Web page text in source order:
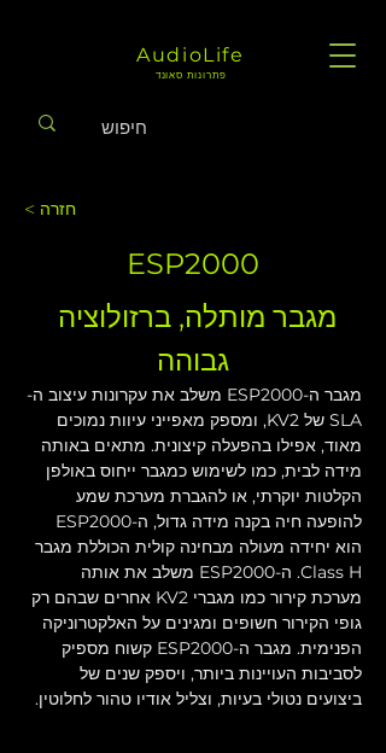
AudioLife
פתרונות סאונד
< חזרה
ESP2000
מגבר מותלה, ברזולוציה
גבוהה
מגבר ה-ESP2000 משלב את עקרונות עיצוב ה-
SLA של KV2, ומספק מאפייני עיוות נמוכים
מאוד, אפילו בהפעלה קיצונית. מתאים באותה
מידה לבית, כמו לשימוש כמגבר ייחוס באולפן
הקלטות יוקרתי, או להגברת מערכת שמע
הוא יחידה מעולה מבחינה קולית הכוללת מגבר
Class H. ה-ESP2000 משלב את אותה
מערכת קירור כמו מגברי KV2 אחרים שבהם רק
גופי הקירור חשופים ומגינים על האלקטרוניקה
הפנימית. מגבר ה-ESP2000 קשוח מספיק
לסביבות העויינות ביותר, ויספק שנים של
ביצועים נטולי בעיות, וצליל אודיו טהור לחלוטין.